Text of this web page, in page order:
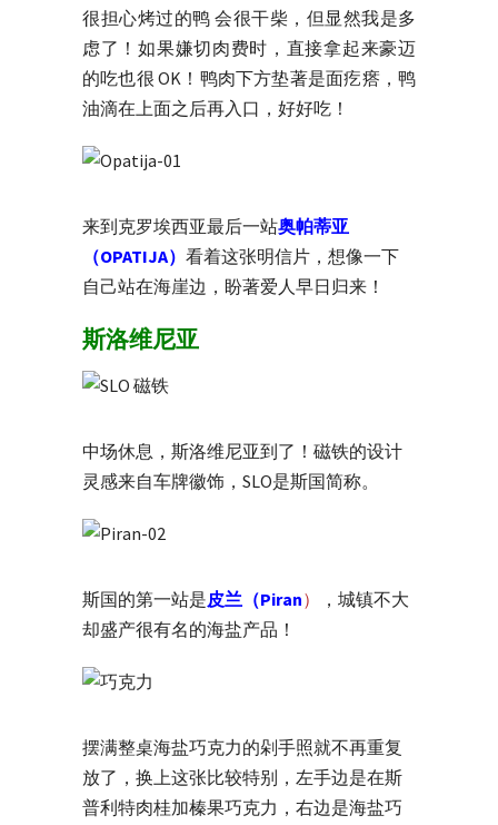
很担心烤过的鸭 会很干柴，但显然我是多
虑了！如果嫌切肉费时，直接拿起来豪迈
的吃也很 OK！鸭肉下方垫著是面疙瘩，鸭
油滴在上面之后再入口，好好吃！
来到克罗埃西亚最后一站奥帕蒂亚
（OPATIJA） 看着这张明信片，想像一下
自己站在海崖边，盼著爱人早日归来！
斯洛维尼亚
中场休息，斯洛维尼亚到了！磁铁的设计
灵感来自车牌徽饰，SLO是斯国简称。
斯国的第一站是皮兰（Piran）
，城镇不大
却盛产很有名的海盐产品！
摆满整桌海盐巧克力的剁手照就不再重复
放了，换上这张比较特别，左手边是在斯
普利特肉桂加榛果巧克力，右边是海盐巧